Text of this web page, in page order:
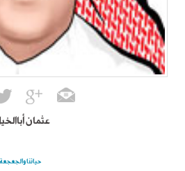
عثمان
حياتنا والجعجعة